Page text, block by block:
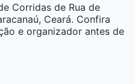
Corridas de Rua de
Ceará. Confira
e organizador antes de